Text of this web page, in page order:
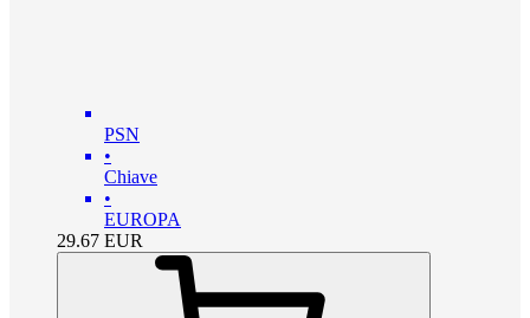
PSN
•
Chiave
•
EUROPA
29.67 EUR